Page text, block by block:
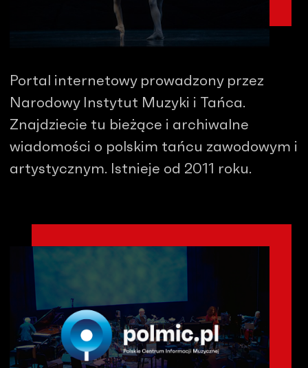
Portal internetowy prowadzony przez
Narodowy Instytut Muzyki i Tańca.
Znajdziecie tu bieżące i archiwalne
wiadomości o polskim tańcu zawodowym i
artystycznym. Istnieje od 2011 roku.